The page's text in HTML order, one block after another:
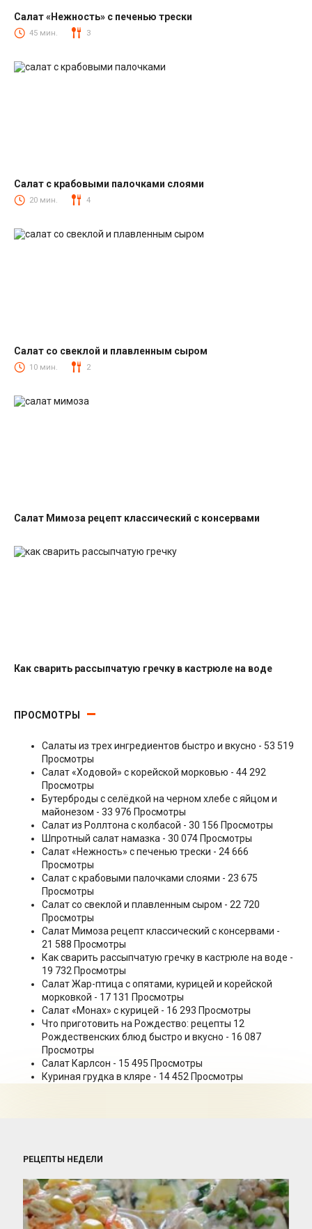
Салаты из печени трески
Салат «Нежность» с печенью трески
45 мин. 3
Салаты с крабовыми палочками
Салат с крабовыми палочками слоями
20 мин. 4
Салаты со свеклой
Салат со свеклой и плавленным сыром
10 мин. 2
Салат Мимоза рецепт классический с консервами
Как сварить рассыпчатую гречку в кастрюле на воде
ПРОСМОТРЫ
Салаты из трех ингредиентов быстро и вкусно - 53 519
Просмотры
Салат «Ходовой» с корейской морковью - 44 292
Просмотры
Бутерброды с селёдкой на черном хлебе с яйцом и
майонезом - 33 976 Просмотры
Салат из Роллтона с колбасой - 30 156 Просмотры
Шпротный салат намазка - 30 074 Просмотры
Салат «Нежность» с печенью трески - 24 666
Просмотры
Салат с крабовыми палочками слоями - 23 675
Просмотры
Салат со свеклой и плавленным сыром - 22 720
Просмотры
Салат Мимоза рецепт классический с консервами -
21 588 Просмотры
Как сварить рассыпчатую гречку в кастрюле на воде -
19 732 Просмотры
Салат Жар-птица с опятами, курицей и корейской
морковкой - 17 131 Просмотры
Салат «Монах» с курицей - 16 293 Просмотры
Что приготовить на Рождество: рецепты 12
Рождественских блюд быстро и вкусно - 16 087
Просмотры
Салат Карлсон - 15 495 Просмотры
Куриная грудка в кляре - 14 452 Просмотры
РЕЦЕПТЫ НЕДЕЛИ